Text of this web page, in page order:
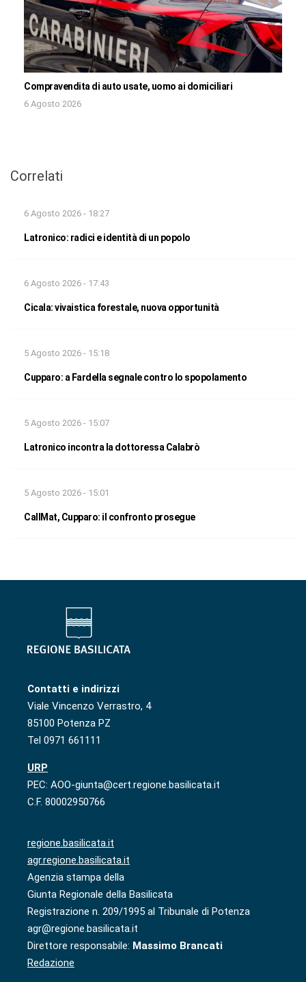
Compravendita di auto usate, uomo ai domiciliari
6 Agosto 2026
Correlati
6 Agosto 2026 - 18:27
Latronico: radici e identità di un popolo
6 Agosto 2026 - 17:43
Cicala: vivaistica forestale, nuova opportunità
5 Agosto 2026 - 15:18
Cupparo: a Fardella segnale contro lo spopolamento
5 Agosto 2026 - 15:07
Latronico incontra la dottoressa Calabrò
5 Agosto 2026 - 15:01
CallMat, Cupparo: il confronto prosegue
Contatti e indirizzi
Viale Vincenzo Verrastro, 4
85100 Potenza PZ
Tel 0971 661111
URP
PEC: AOO-giunta@cert.regione.basilicata.it
C.F. 80002950766
regione.basilicata.it
agr.regione.basilicata.it
Agenzia stampa della
Giunta Regionale della Basilicata
Registrazione n. 209/1995 al Tribunale di Potenza
agr@regione.basilicata.it
Direttore responsabile: Massimo Brancati
Redazione